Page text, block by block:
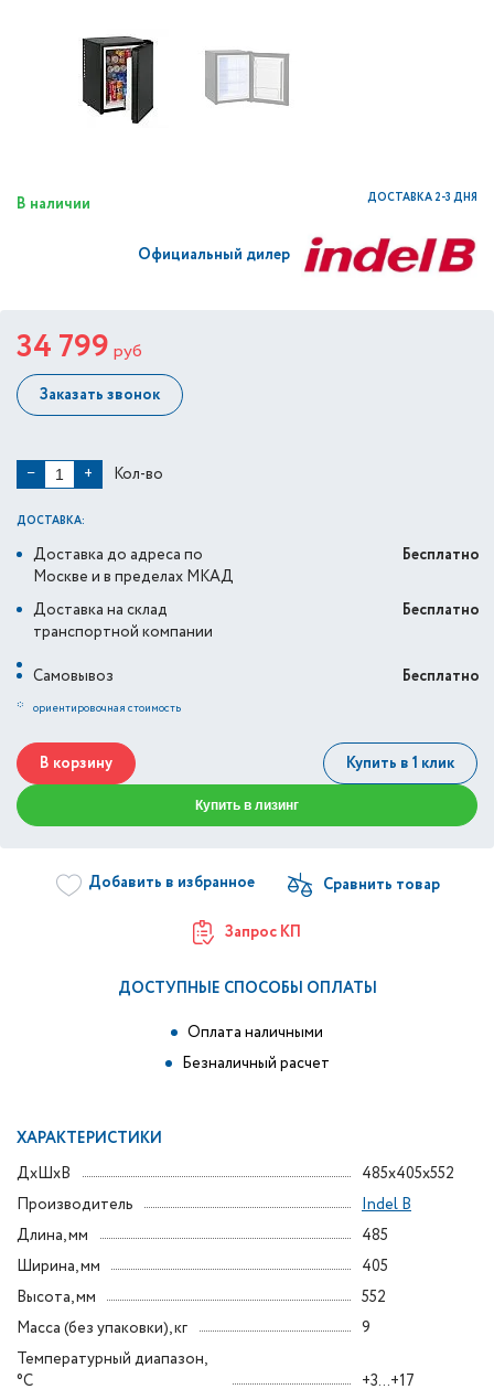
В наличии ДОСТАВКА 2-3 ДНЯ
Официальный дилер
34 799 руб
Заказать звонок
− + Кол-во
ДОСТАВКА:
Доставка до адреса по
Москве и в пределах МКАД
Бесплатно
Доставка на склад
транспортной компании
Бесплатно
Самовывоз
Бесплатно
* ориентировочная стоимость
В корзину Купить в 1 клик
Купить в лизинг
Добавить в избранное
Запрос КП
ДОСТУПНЫЕ СПОСОБЫ ОПЛАТЫ
Оплата наличными
Безналичный расчет
ХАРАКТЕРИСТИКИ
ДxШxВ
485x405x552
Производитель
Indel B
Длина, мм
485
Ширина, мм
405
Высота, мм
552
Масса (без упаковки), кг
9
Температурный диапазон,
°C
+3...+17